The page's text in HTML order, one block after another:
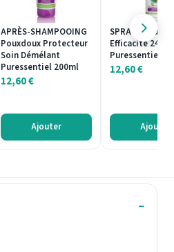
APRÈS-SHAMPOOING
Pouxdoux Protecteur
Soin Démélant
Puressentiel 200ml
12,60€
Ajouter
SPRAY Répulsif
Efficacité 24H
Puressentiel
12,60€
Ajouter